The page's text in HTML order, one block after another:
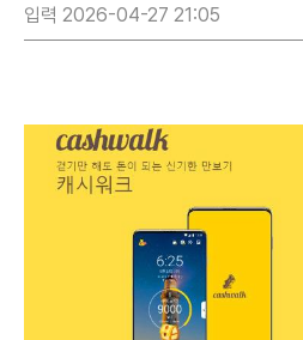
입력 2026-04-27 21:05